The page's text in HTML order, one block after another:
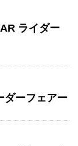
ライダー
ダーフェアー